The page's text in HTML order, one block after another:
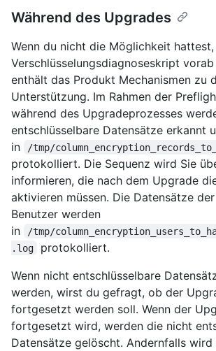
Während des Upgrades
Wenn du nicht die Möglichkeit
Verschlüsselungsdiagnoseskript
enthält das Produkt Mechanismen zu
Unterstützung. Im Rahmen der
während des Upgradeprozesses
entschlüsselbare Datensätze erkannt
in
/tmp/
protokolliert. Die Sequenz wird Sie
informieren, die nach dem Upgrade
aktivieren müssen. Die Datensätze
Benutzer werden
in
/tmp/
.log
protokolliert.
Wenn nicht entschlüsselbare
werden, wirst du gefragt, ob der
fortgesetzt werden soll. Wenn der
fortgesetzt wird, werden die nicht
Datensätze gelöscht. Andernfalls wird